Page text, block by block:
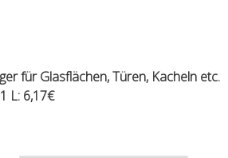
für Glasflächen, Türen, Kacheln etc.
L: 6,17€